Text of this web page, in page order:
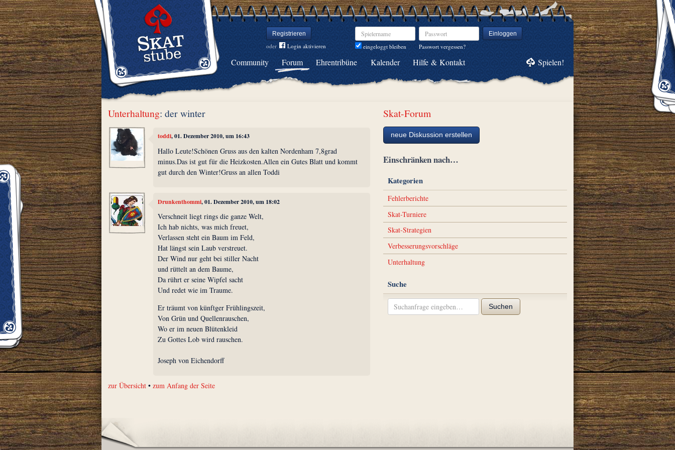
Registrieren
oder Login aktivieren
Spielername
eingeloggt bleiben
Passwort Einloggen
Passwort vergessen?
Community Forum Ehrentribüne Kalender Hilfe & Kontakt Spielen!
Unterhaltung: der winter
toddi, 01. Dezember 2010, um 16:43
Hallo Leute!Schönen Gruss aus den kalten Nordenham 7,8grad
minus.Das ist gut für die Heizkosten.Allen ein Gutes Blatt und kommt
gut durch den Winter!Gruss an allen Toddi
Drunkenthommi, 01. Dezember 2010, um 18:02
Verschneit liegt rings die ganze Welt,
Ich hab nichts, was mich freuet,
Verlassen steht ein Baum im Feld,
Hat längst sein Laub verstreuet.
Der Wind nur geht bei stiller Nacht
und rüttelt an dem Baume,
Da rührt er seine Wipfel sacht
Und redet wie im Traume.
Er träumt von künftger Frühlingszeit,
Von Grün und Quellenrauschen,
Wo er im neuen Blütenkleid
Zu Gottes Lob wird rauschen.
Joseph von Eichendorff
zur Übersicht •zum Anfang der Seite
Skat-Forum
neue Diskussion erstellen
Einschränken nach…
Kategorien
Fehlerberichte
Skat-Turniere
Skat-Strategien
Verbesserungsvorschläge
Unterhaltung
Suche
Suchen